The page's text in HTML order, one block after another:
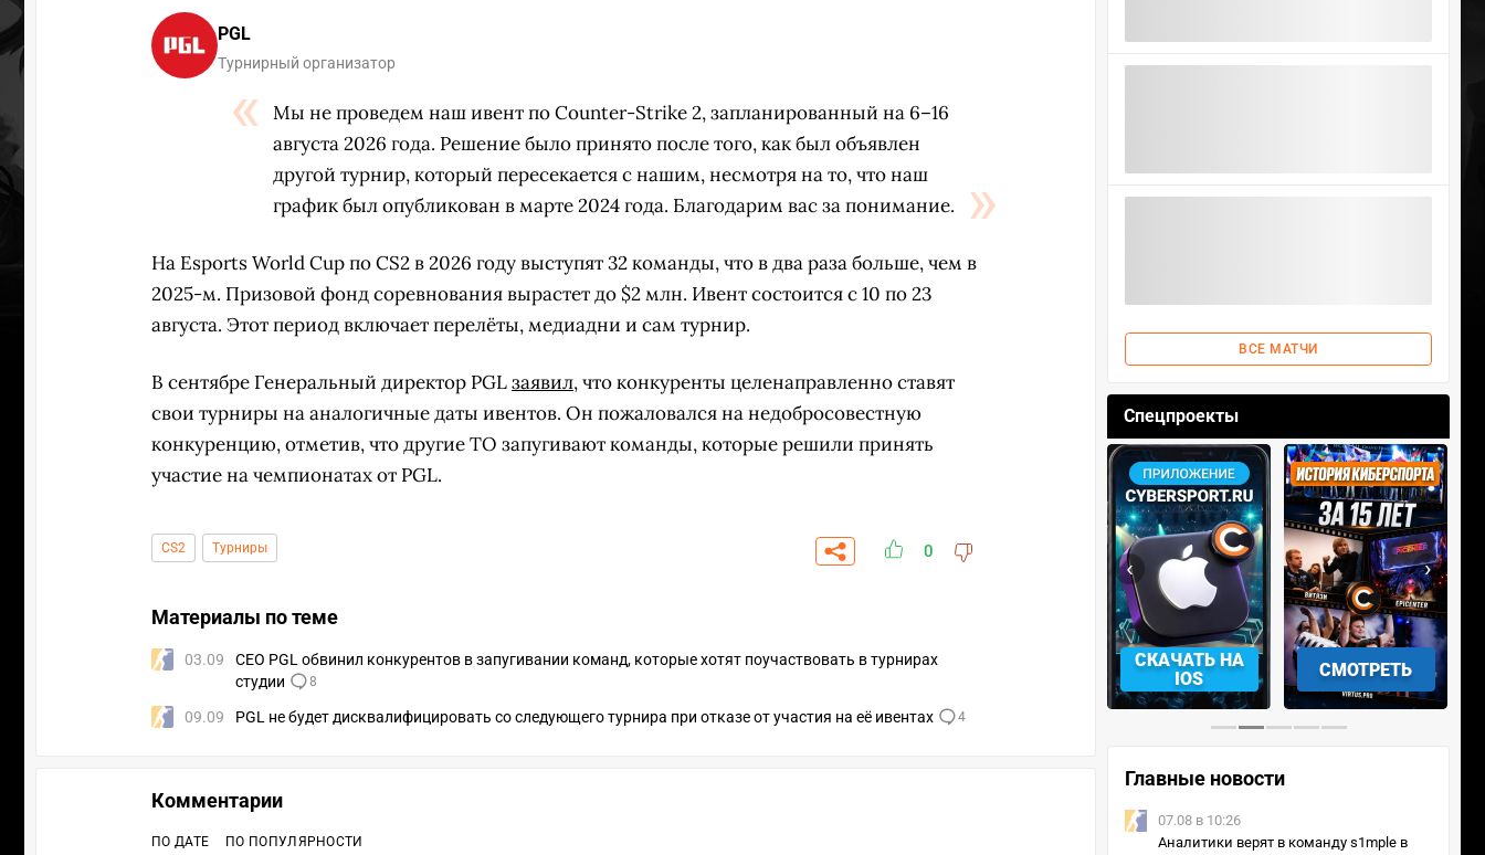
PGL
Турнирный организатор
Мы не проведем наш ивент по Counter-Strike 2, запланированный на 6–16
августа 2026 года. Решение было принято после того, как был объявлен
другой турнир, который пересекается с нашим, несмотря на то, что наш
график был опубликован в марте 2024 года. Благодарим вас за понимание.
На Esports World Cup по CS2 в 2026 году выступят 32 команды, что в два раза больше, чем в
2025-м. Призовой фонд соревнования вырастет до $2 млн. Ивент состоится с 10 по 23
августа. Этот период включает перелёты, медиадни и сам турнир.
В сентябре Генеральный директор PGLзаявил, что конкуренты целенаправленно ставят
свои турниры на аналогичные даты ивентов. Он пожаловался на недобросовестную
конкуренцию, отметив, что другие ТО запугивают команды, которые решили принять
участие на чемпионатах от PGL.
CS2 Турниры 0
Материалы по теме
03.09
CEO PGL обвинил конкурентов в запугивании команд, которые хотят поучаствовать в турнирах
студии
8
09.09 PGL не будет дисквалифицировать со следующего турнира при отказе от участия на её ивентах 4
ВСЕ МАТЧИ
Спецпроекты
УЧАСТВОВАТЬ ЗАБРАТЬ
СКАЧАТЬ НА
СМОТРЕТЬ УЧАСТВОВАТЬ
‹ ›
Главные новости
07.08 в 10:26
Аналитики верят в команду s1mple в
Комментарии
ПО ДАТЕ ПО ПОПУЛЯРНОСТИ